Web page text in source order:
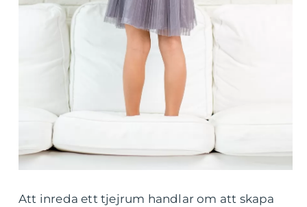
Att inreda ett tjejrum handlar om att skapa